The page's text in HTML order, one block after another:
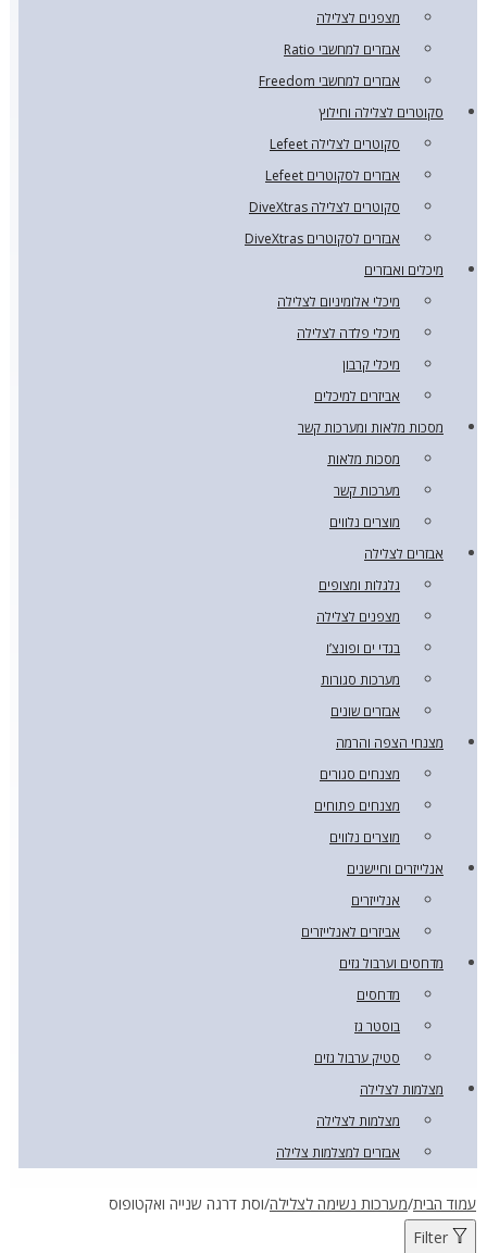
מצפנים לצלילה
אבזרים למחשבי Ratio
אבזרים למחשבי Freedom
סקוטרים לצלילה וחילוץ
סקוטרים לצלילה Lefeet
אבזרים לסקוטרים Lefeet
סקוטרים לצלילה DiveXtras
אבזרים לסקוטרים DiveXtras
מיכלים ואבזרים
מיכלי אלומיניום לצלילה
מיכלי פלדה לצלילה
מיכלי קרבון
אביזרים למיכלים
מסכות מלאות ומערכות קשר
מסכות מלאות
מערכות קשר
מוצרים נלווים
אבזרים לצלילה
גלגלות ומצופים
מצפנים לצלילה
בגדי ים ופונצ’ו
מערכות סגורות
אבזרים שונים
מצנחי הצפה והרמה
מצנחים סגורים
מצנחים פתוחים
מוצרים נלווים
אנלייזרים וחיישנים
אנלייזרים
אביזרים לאנלייזרים
מדחסים וערבול גזים
מדחסים
בוסטר גז
סטיק ערבול גזים
מצלמות לצלילה
מצלמות לצלילה
אבזרים למצלמות צלילה
עמוד הבית/מערכות נשימה לצלילה/וסת דרגה שנייה ואקטופוס
Filter